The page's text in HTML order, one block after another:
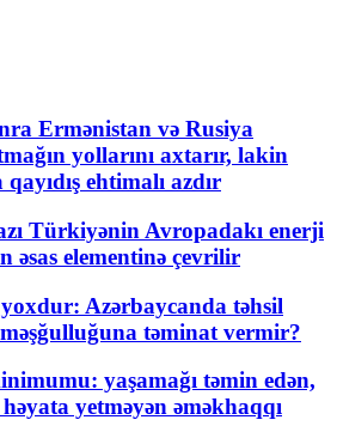
Ermənistan və Rusiya
yollarını axtarır, lakin
ehtimalı azdır
Türkiyənin Avropadakı enerji
əsas elementinə çevrilir
Azərbaycanda təhsil
təminat vermir?
yaşamağı təmin edən,
yetməyən əməkhaqqı